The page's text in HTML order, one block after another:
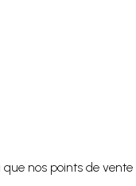
nos points de